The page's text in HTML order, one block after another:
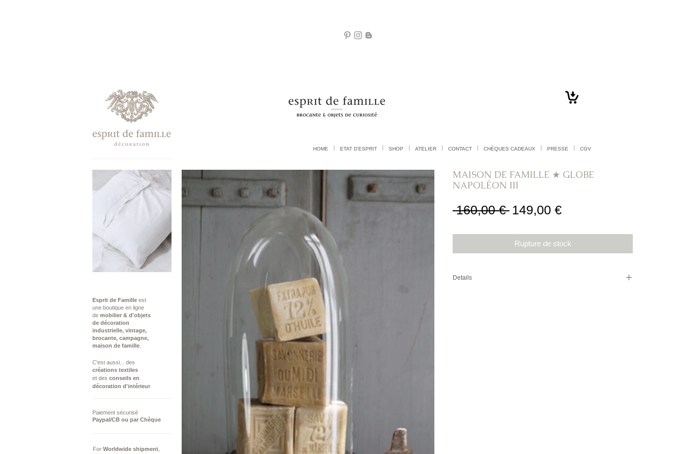
HOME ETAT D'ESPRIT SHOP ATELIER CONTACT CHÈQUES CADEAUX PRESSE CGV
MAISON DE FAMILLE ★ GLOBE
NAPOLÉON III
160,00 € Prix
149,00 €Prix
Rupture de stock
Details
Esprit de Famille est
une boutique en ligne
de mobilier & d'objets
de décoration
industrielle, vintage,
brocante, campagne,
maison de famille
C'est aussi...​ des
créations textiles
et des conseils ​en
décoration d'intérieur
Paiement sécurisé
Paypal/CB ou par Chèque
For Worldwide shipment